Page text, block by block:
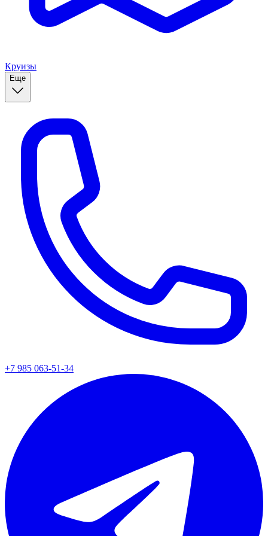
Круизы
Еще
+7 985 063-51-34